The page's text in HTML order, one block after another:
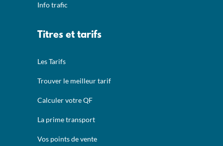
Info trafic
Titres et tarifs
Les Tarifs
Trouver le meilleur tarif
Calculer votre QF
La prime transport
Vos points de vente